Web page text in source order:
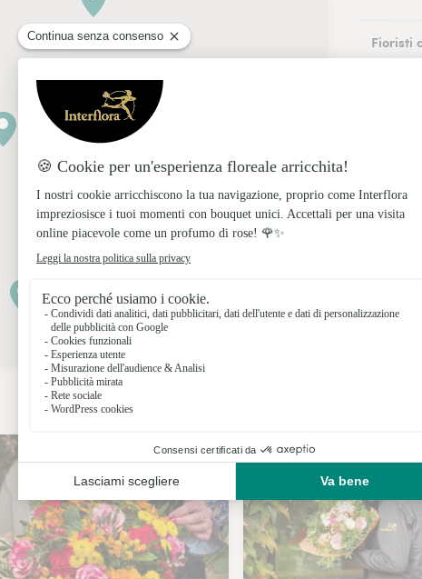
Fioristi
Fioristi
Fioristi
Fioristi
Fioristi
Fioristi
I nostri fioristi a San Vittore del Lazio